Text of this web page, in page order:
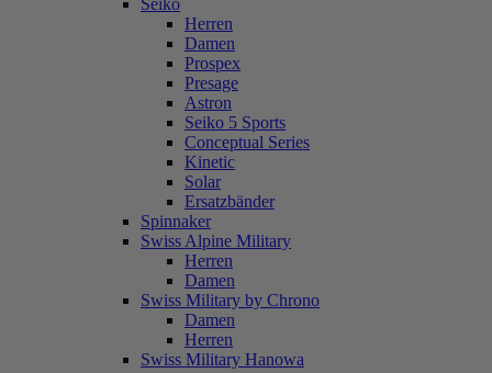
Seiko
Herren
Damen
Prospex
Presage
Astron
Seiko 5 Sports
Conceptual Series
Kinetic
Solar
Ersatzbänder
Spinnaker
Swiss Alpine Military
Herren
Damen
Swiss Military by Chrono
Damen
Herren
Swiss Military Hanowa